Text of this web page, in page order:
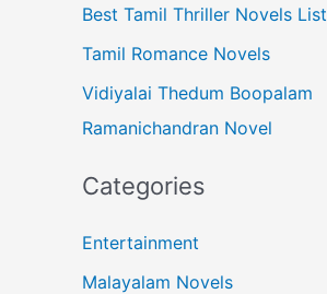
Best Tamil Thriller Novels List
Tamil Romance Novels
Vidiyalai Thedum Boopalam
Ramanichandran Novel
Categories
Entertainment
Malayalam Novels